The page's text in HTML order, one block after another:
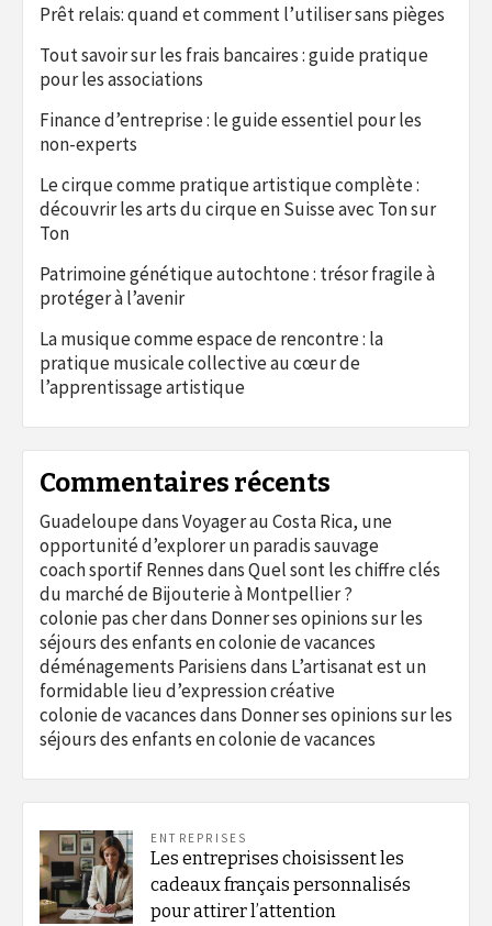
Prêt relais: quand et comment l’utiliser sans pièges
Tout savoir sur les frais bancaires : guide pratique
pour les associations
Finance d’entreprise : le guide essentiel pour les
non-experts
Le cirque comme pratique artistique complète :
découvrir les arts du cirque en Suisse avec Ton sur
Ton
Patrimoine génétique autochtone : trésor fragile à
protéger à l’avenir
La musique comme espace de rencontre : la
pratique musicale collective au cœur de
l’apprentissage artistique
Commentaires récents
GuadeloupedansVoyager au Costa Rica, une
opportunité d’explorer un paradis sauvage
coach sportif RennesdansQuel sont les chiffre clés
du marché de Bijouterie à Montpellier ?
colonie pas cherdans Donner ses opinions sur les
séjours des enfants en colonie de vacances
déménagements Parisiensdans L’artisanat est un
formidable lieu d’expression créative
colonie de vacancesdans Donner ses opinions sur les
séjours des enfants en colonie de vacances
ENTREPRISES
Les entreprises choisissent les
cadeaux français personnalisés
pour attirer l’attention